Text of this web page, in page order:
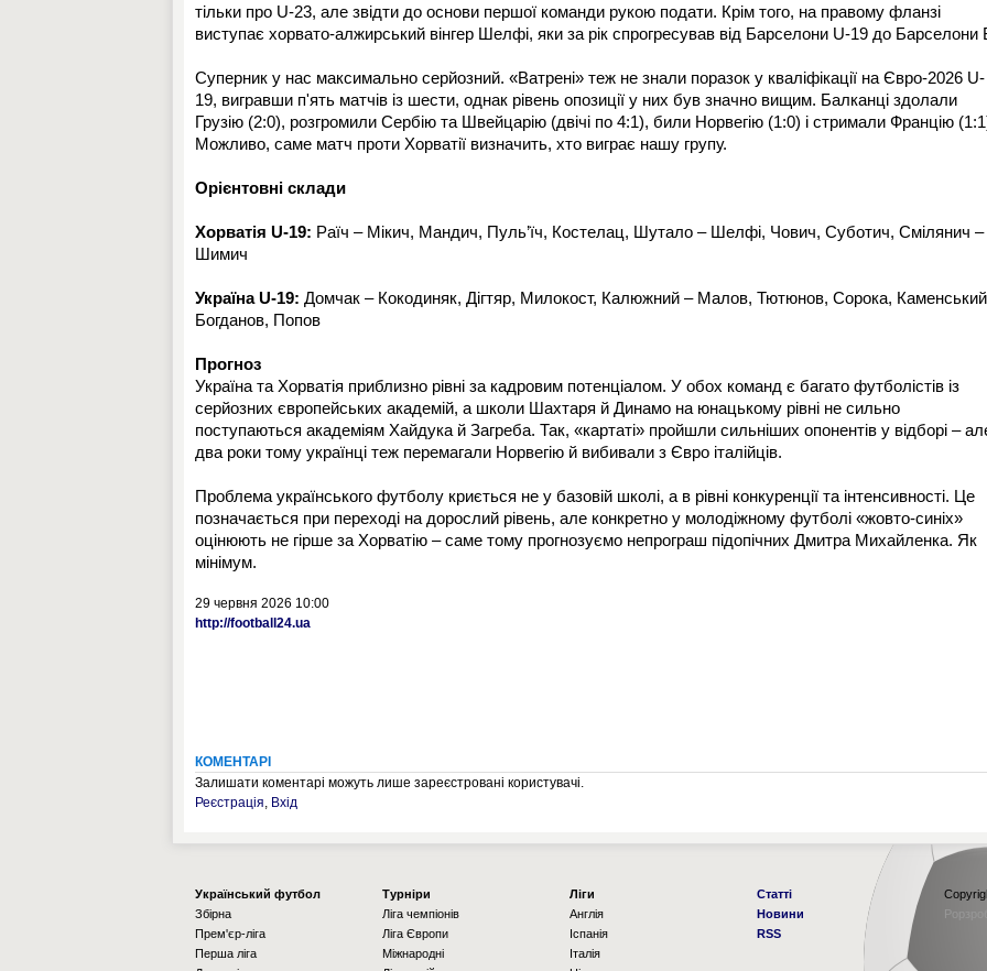
тільки про U-23, але звідти до основи першої команди рукою подати. Крім того, на правому фланзі
виступає хорвато-алжирський вінгер Шелфі, яки за рік спрогресував від Барселони U-19 до Барселони
Суперник у нас максимально серйозний. «Ватрені» теж не знали поразок у кваліфікації на Євро-2026 U-
19, вигравши п'ять матчів із шести, однак рівень опозиції у них був значно вищим. Балканці здолали
Грузію (2:0), розгромили Сербію та Швейцарію (двічі по 4:1), били Норвегію (1:0) і стримали Францію
Можливо, саме матч проти Хорватії визначить, хто виграє нашу групу.
Орієнтовні склади
Хорватія U-19: Раїч – Мікич, Мандич, Пуль’їч, Костелац, Шутало – Шелфі, Чович, Суботич, Смілянич –
Шимич
Україна U-19: Домчак – Кокодиняк, Дігтяр, Милокост, Калюжний – Малов, Тютюнов, Сорока,
Богданов, Попов
Прогноз
Україна та Хорватія приблизно рівні за кадровим потенціалом. У обох команд є багато футболістів із
серйозних європейських академій, а школи Шахтаря й Динамо на юнацькому рівні не сильно
поступаються академіям Хайдука й Загреба. Так, «картаті» пройшли сильніших опонентів у відборі –
два роки тому українці теж перемагали Норвегію й вибивали з Євро італійців.
Проблема українського футболу криється не у базовій школі, а в рівні конкуренції та інтенсивності. Це
позначається при переході на дорослий рівень, але конкретно у молодіжному футболі «жовто-синіх»
оцінюють не гірше за Хорватію – саме тому прогнозуємо непрограш підопічних Дмитра Михайленка. Як
мінімум.
29 червня 2026 10:00
http://football24.ua
КОМЕНТАРІ
Залишати коментарі можуть лише зареєстровані користувачі.
Реєстрація, Вхід
Українcький футбол
Збірна
Прем'єр-ліга
Перша ліга
Турніри
Ліга чемпіонів
Ліга Європи
Міжнародні
Ліги
Англія
Іспанія
Італія
Статті
Новини
RSS